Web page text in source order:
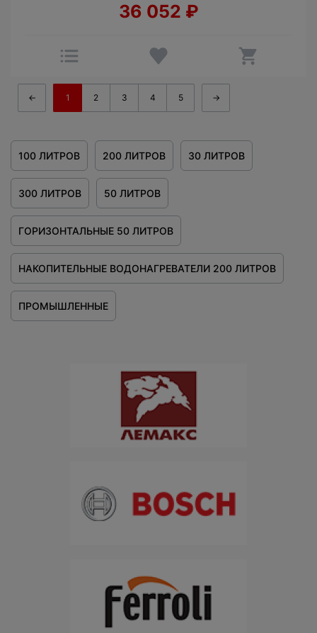
36 052 ₽
← 1 2 3 4 5 →
100 ЛИТРОВ 200 ЛИТРОВ 30 ЛИТРОВ
300 ЛИТРОВ 50 ЛИТРОВ
ГОРИЗОНТАЛЬНЫЕ 50 ЛИТРОВ
НАКОПИТЕЛЬНЫЕ ВОДОНАГРЕВАТЕЛИ 200 ЛИТРОВ
ПРОМЫШЛЕННЫЕ